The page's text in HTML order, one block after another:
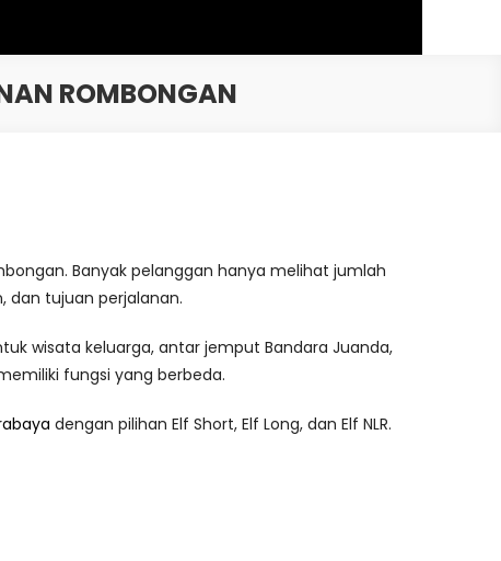
ROMBONGAN
Banyak pelanggan hanya melihat jumlah
dan tujuan perjalanan.
wisata keluarga, antar jemput Bandara Juanda,
fungsi yang berbeda.
dengan pilihan Elf Short, Elf Long, dan Elf NLR.